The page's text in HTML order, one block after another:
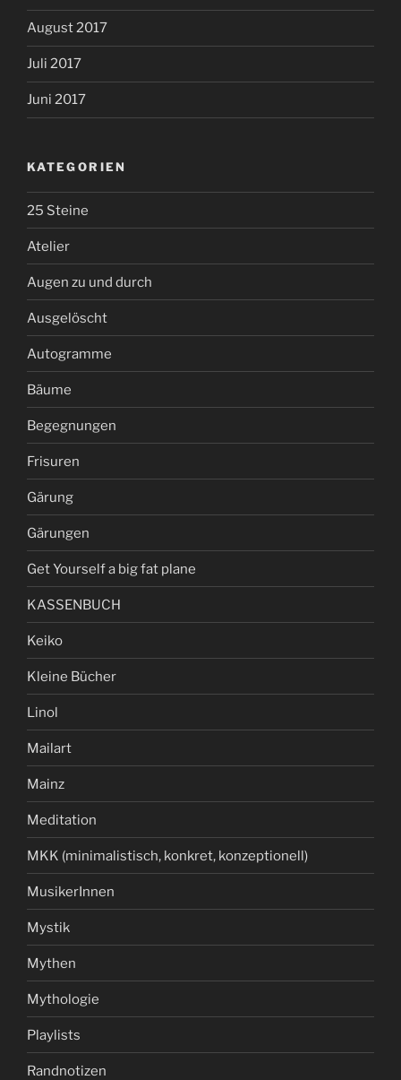
August 2017
Juli 2017
Juni 2017
KATEGORIEN
25 Steine
Atelier
Augen zu und durch
Ausgelöscht
Autogramme
Bäume
Begegnungen
Frisuren
Gärung
Gärungen
Get Yourself a big fat plane
KASSENBUCH
Keiko
Kleine Bücher
Linol
Mailart
Mainz
Meditation
MKK (minimalistisch, konkret, konzeptionell)
MusikerInnen
Mystik
Mythen
Mythologie
Playlists
Randnotizen